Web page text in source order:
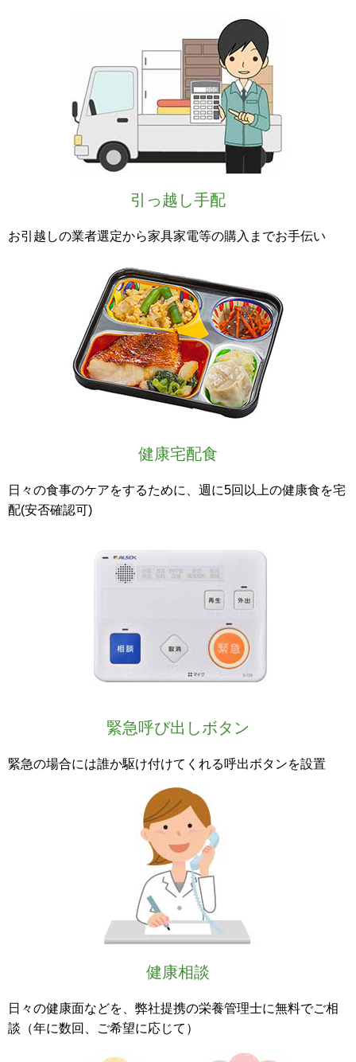
引っ越し手配
お引越しの業者選定から家具家電等の購入までお手伝い
健康宅配食
日々の食事のケアをするために、週に5回以上の健康食を宅
配(安否確認可)
緊急呼び出しボタン
緊急の場合には誰か駆け付けてくれる呼出ボタンを設置
健康相談
日々の健康面などを、弊社提携の栄養管理士に無料でご相
談（年に数回、ご希望に応じて）